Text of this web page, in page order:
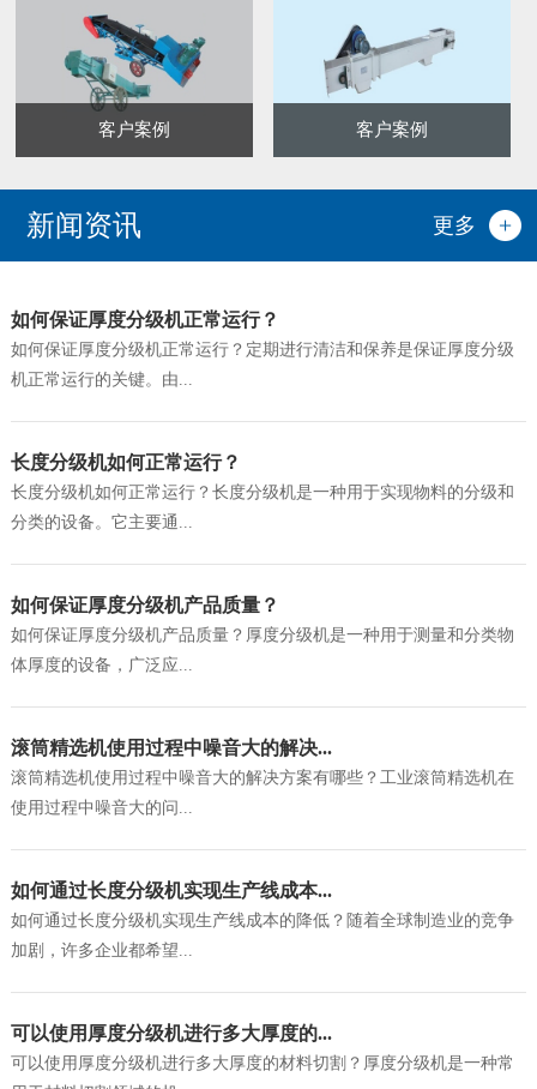
客户案例 客户案例
新闻资讯 更多
如何保证厚度分级机正常运行？
如何保证厚度分级机正常运行？定期进行清洁和保养是保证厚度分级
机正常运行的关键。由...
长度分级机如何正常运行？
长度分级机如何正常运行？长度分级机是一种用于实现物料的分级和
分类的设备。它主要通...
如何保证厚度分级机产品质量？
如何保证厚度分级机产品质量？厚度分级机是一种用于测量和分类物
体厚度的设备，广泛应...
滚筒精选机使用过程中噪音大的解决...
滚筒精选机使用过程中噪音大的解决方案有哪些？工业滚筒精选机在
使用过程中噪音大的问...
如何通过长度分级机实现生产线成本...
如何通过长度分级机实现生产线成本的降低？随着全球制造业的竞争
加剧，许多企业都希望...
可以使用厚度分级机进行多大厚度的...
可以使用厚度分级机进行多大厚度的材料切割？厚度分级机是一种常